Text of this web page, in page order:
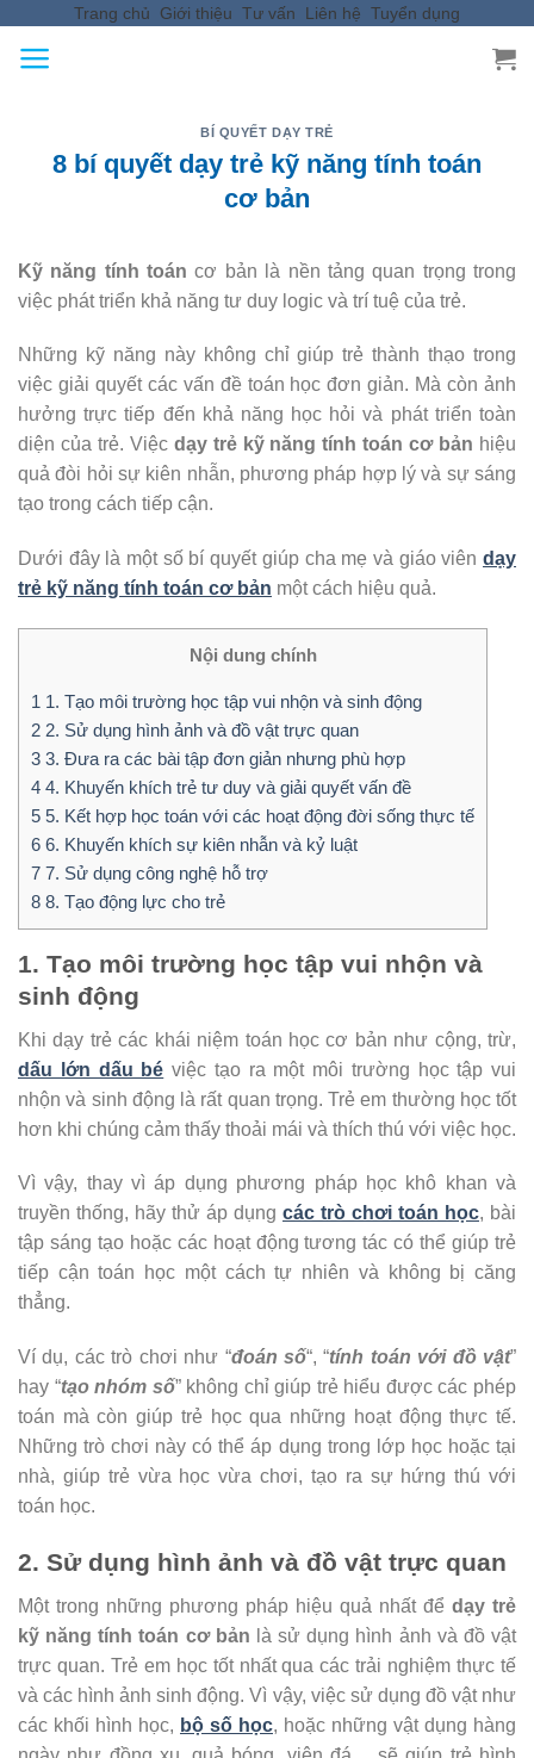
content
Trang chủ Giới thiệu Tư vấn Liên hệ Tuyển dụng
BÍ QUYẾT DẠY TRẺ
8 bí quyết dạy trẻ kỹ năng tính toán
cơ bản
Kỹ năng tính toán cơ bản là nền tảng quan trọng trong
việc phát triển khả năng tư duy logic và trí tuệ của trẻ.
Những kỹ năng này không chỉ giúp trẻ thành thạo trong
việc giải quyết các vấn đề toán học đơn giản. Mà còn ảnh
hưởng trực tiếp đến khả năng học hỏi và phát triển toàn
diện của trẻ. Việc dạy trẻ kỹ năng tính toán cơ bản hiệu
quả đòi hỏi sự kiên nhẫn, phương pháp hợp lý và sự sáng
tạo trong cách tiếp cận.
Dưới đây là một số bí quyết giúp cha mẹ và giáo viên dạy
trẻ kỹ năng tính toán cơ bản một cách hiệu quả.
Nội dung chính
1 1. Tạo môi trường học tập vui nhộn và sinh động
2 2. Sử dụng hình ảnh và đồ vật trực quan
3 3. Đưa ra các bài tập đơn giản nhưng phù hợp
4 4. Khuyến khích trẻ tư duy và giải quyết vấn đề
5 5. Kết hợp học toán với các hoạt động đời sống thực tế
6 6. Khuyến khích sự kiên nhẫn và kỷ luật
7 7. Sử dụng công nghệ hỗ trợ
8 8. Tạo động lực cho trẻ
1. Tạo môi trường học tập vui nhộn và
sinh động
Khi dạy trẻ các khái niệm toán học cơ bản như cộng, trừ,
dấu lớn dấu bé việc tạo ra một môi trường học tập vui
nhộn và sinh động là rất quan trọng. Trẻ em thường học tốt
hơn khi chúng cảm thấy thoải mái và thích thú với việc học.
Vì vậy, thay vì áp dụng phương pháp học khô khan và
truyền thống, hãy thử áp dụng các trò chơi toán học, bài
tập sáng tạo hoặc các hoạt động tương tác có thể giúp trẻ
tiếp cận toán học một cách tự nhiên và không bị căng
thẳng.
Ví dụ, các trò chơi như “đoán số“, “tính toán với đồ vật”
hay “tạo nhóm số” không chỉ giúp trẻ hiểu được các phép
toán mà còn giúp trẻ học qua những hoạt động thực tế.
Những trò chơi này có thể áp dụng trong lớp học hoặc tại
nhà, giúp trẻ vừa học vừa chơi, tạo ra sự hứng thú với
toán học.
2. Sử dụng hình ảnh và đồ vật trực quan
Một trong những phương pháp hiệu quả nhất để dạy trẻ
kỹ năng tính toán cơ bản là sử dụng hình ảnh và đồ vật
trực quan. Trẻ em học tốt nhất qua các trải nghiệm thực tế
và các hình ảnh sinh động. Vì vậy, việc sử dụng đồ vật như
các khối hình học, bộ số học, hoặc những vật dụng hàng